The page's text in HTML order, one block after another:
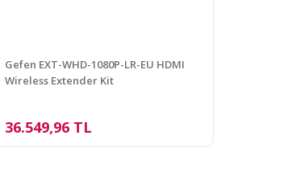
Gefen EXT-WHD-1080P-LR-EU HDMI
Wireless Extender Kit
36.549,96 TL